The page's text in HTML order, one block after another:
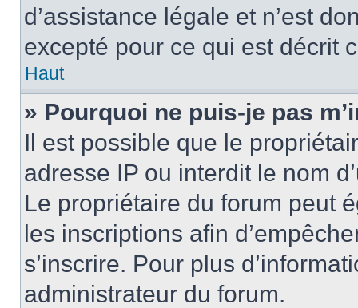
d’assistance légale et n’est
excepté pour ce qui est décrit
Haut
» Pourquoi ne puis-je pas
Il est possible que le
adresse IP ou interdit le nom
Le propriétaire du forum peut
les inscriptions afin
s’inscrire. Pour plus
administrateur du forum.